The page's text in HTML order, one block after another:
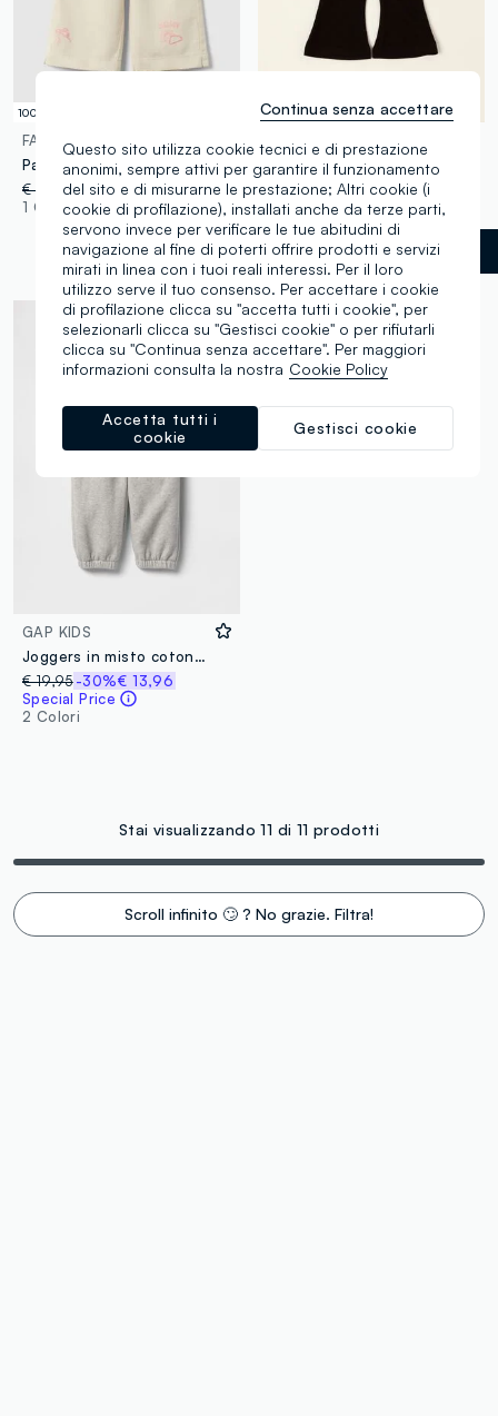
100% Cotone
FAGOTTINO
Pantaloni wide leg beige in puro cotone da bimba con motivi ricamati
€ 19,95 -50% € 9,97
1 Colori
IANA
Pantaloni neri flare in viscosa elasticizzata da neonata
€ 14,99 -65% € 5,24
1 Colori
Nero label.selectsize
GAP KIDS
Joggers in misto cotone con logo GAP
€ 19,95-30%€ 13,96
Special Price
2 Colori
Stai visualizzando 11 di 11 prodotti
Scroll infinito 🙄 ? No grazie. Filtra!
Questo sito utilizza cookie tecnici e di prestazione
anonimi, sempre attivi per garantire il funzionamento
del sito e di misurarne le prestazione; Altri cookie (i
cookie di profilazione), installati anche da terze parti,
servono invece per verificare le tue abitudini di
navigazione al fine di poterti offrire prodotti e servizi
mirati in linea con i tuoi reali interessi. Per il loro
utilizzo serve il tuo consenso. Per accettare i cookie
di profilazione clicca su "accetta tutti i cookie", per
selezionarli clicca su "Gestisci cookie" o per rifiutarli
clicca su "Continua senza accettare". Per maggiori
informazioni consulta la nostra Cookie Policy
Gestisci cookie
Accetta tutti i
cookie
Continua senza accettare